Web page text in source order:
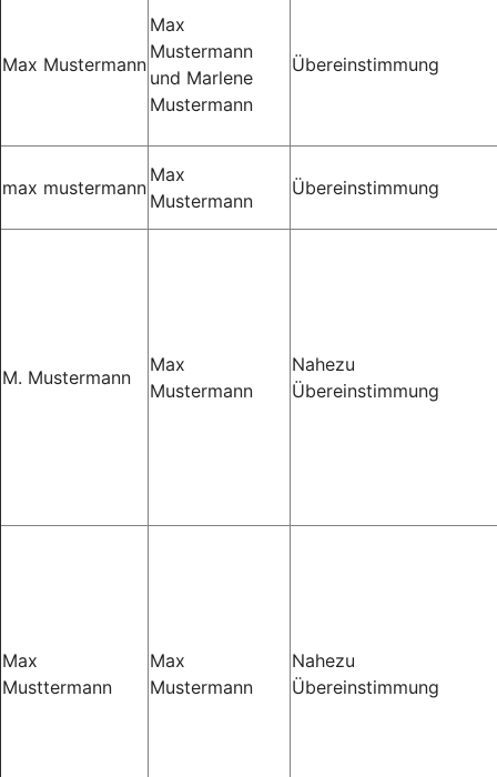
Max Mustermann
Max
Mustermann
und Marlene
Mustermann
Übereinstimmung
max mustermann
Max
Mustermann
Übereinstimmung
M. Mustermann
Max
Mustermann
Nahezu
Übereinstimmung
Max
Musttermann
Max
Mustermann
Nahezu
Übereinstimmung